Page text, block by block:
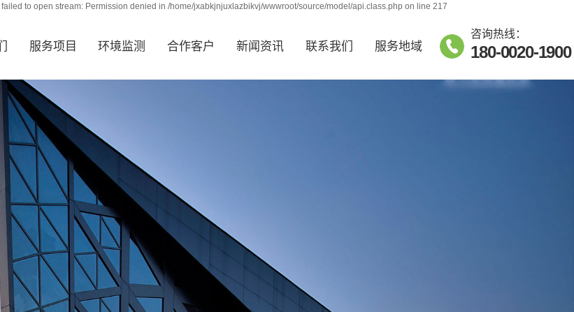
to open stream: Permission denied in /home/jxabkjnjuxlazbikvj/wwwroot/source/model/api.class.php on line 217
服务项目 环境监测 合作客户 新闻资讯 联系我们 服务地域
咨询热线：
180-0020-1900